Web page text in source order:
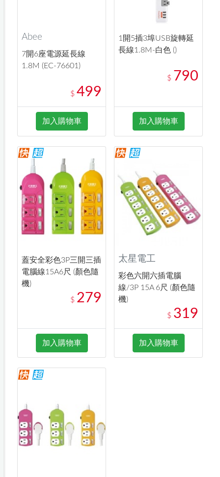
Abee
7開6座電源延長線
1.8M (EC-76601)
$ 499
加入購物車
1開5插3埠USB旋轉延
長線1.8M-白色 ()
$ 790
加入購物車
蓋安全彩色3P三開三插
電腦線15A6尺 (顏色隨
機)
$ 279
加入購物車
太星電工
彩色六開六插電腦
線/3P 15A 6尺 (顏色隨
機)
$ 319
加入購物車